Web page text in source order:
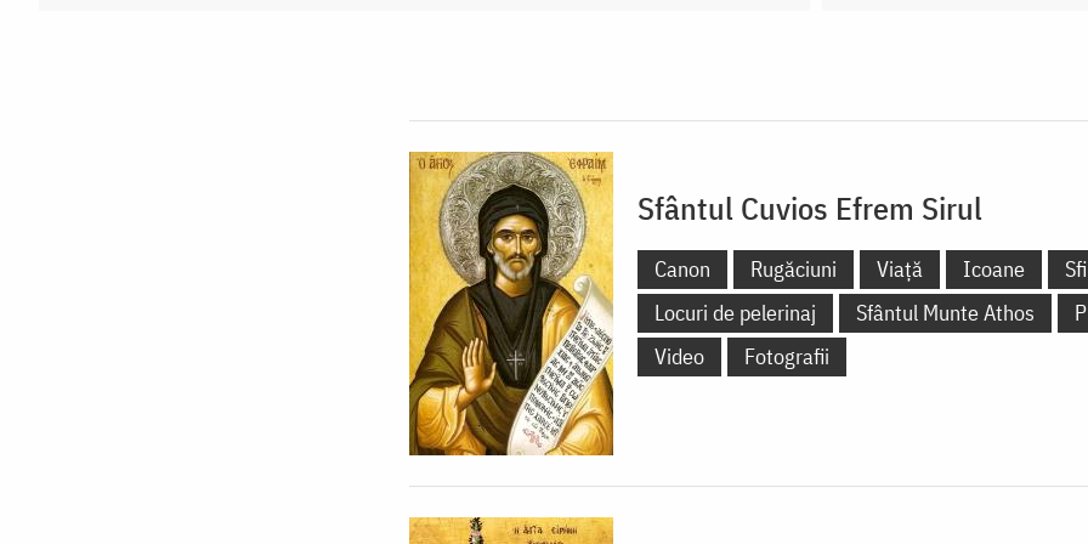
Sfântul Cuvios Efrem Sirul
Canon Rugăciuni Viață Icoane
Locuri de pelerinaj
Sfântul Munte Athos
Video
Fotografii